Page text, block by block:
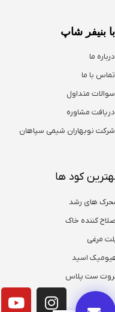
با بنیفر شاپ
درباره ما
تماس با ما
سوالات متداول
دریافت مشاوره
شرکت نوبهاران شیمی سپاهان
کود ها
های رشد
کننده خاک
مرغی
اسید
ست پلاس